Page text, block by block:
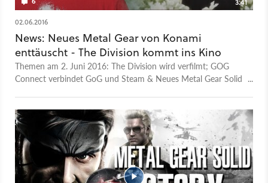
3:41
02.06.2016
News: Neues Metal Gear von Konami
enttäuscht - The Division kommt ins Kino
Themen am 2. Juni 2016: The Division wird verfilmt; GOG
Connect verbindet GoG und Steam & Neues Metal Gear Solid
über die wichtigsten Spiele-Themen des Tages.